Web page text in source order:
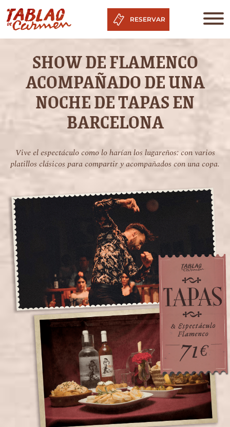
RESERVAR
SHOW DE FLAMENCO
ACOMPAÑADO DE UNA
NOCHE DE TAPAS EN
BARCELONA
Vive el espectáculo como lo harían los lugareños: con varios
platillos clásicos para compartir y acompañados con una copa.